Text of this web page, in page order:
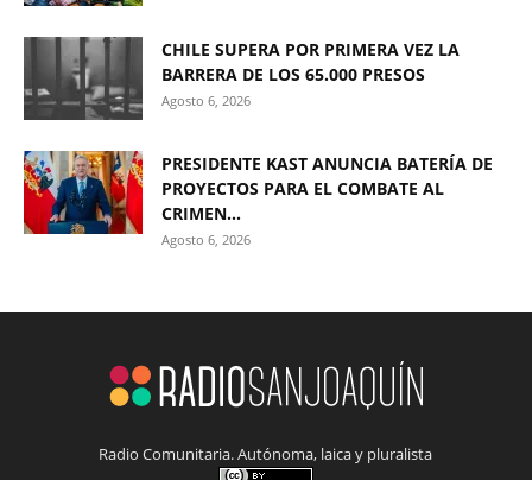
CHILE SUPERA POR PRIMERA VEZ LA
BARRERA DE LOS 65.000 PRESOS
Agosto 6, 2026
PRESIDENTE KAST ANUNCIA BATERÍA DE
PROYECTOS PARA EL COMBATE AL
CRIMEN...
Agosto 6, 2026
Radio Comunitaria. Autónoma, laica y pluralista